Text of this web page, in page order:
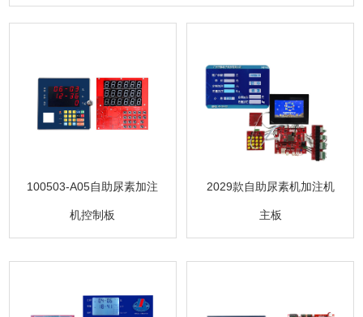
100503-A05自助尿素加注
机控制板
2029款自助尿素机加注机
主板